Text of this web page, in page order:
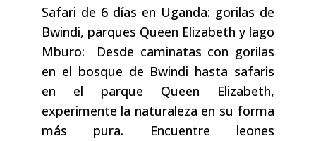
Safari de 6 días en Uganda: gorilas de
Bwindi, parques Queen Elizabeth y lago
Mburo: Desde caminatas con gorilas
en el bosque de Bwindi hasta safaris
en el parque Queen Elizabeth,
experimente la naturaleza en su forma
más pura. Encuentre leones